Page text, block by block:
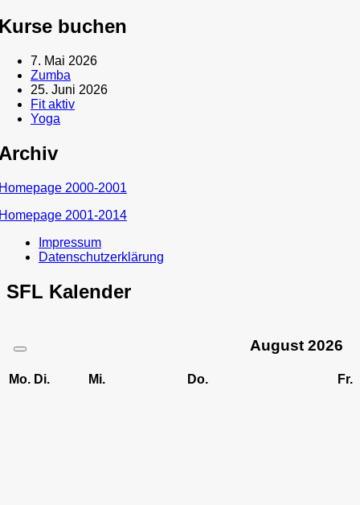
buchen
7. Mai 2026
Zumba
25. Juni 2026
Fit aktiv
Yoga
2000-2001
2001-2014
Impressum
Datenschutzerklärung
SFL Kalender
August 2026
Mo. Di. Mi. Do. Fr.